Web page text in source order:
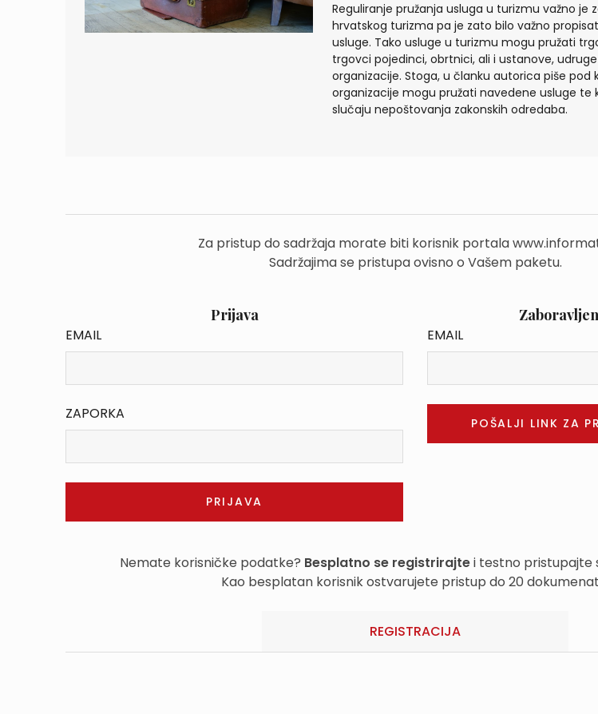
Reguliranje pružanja usluga u turizmu važno je
hrvatskog turizma pa je zato bilo važno
usluge. Tako usluge u turizmu mogu pružati
trgovci pojedinci, obrtnici, ali i ustanove,
organizacije. Stoga, u članku autorica piše
organizacije mogu pružati navedene usluge te
slučaju nepoštovanja zakonskih odredaba.
Za pristup do sadržaja morate biti korisnik portala
Sadržajima se pristupa ovisno o Vašem paketu.
Prijava
EMAIL
ZAPORKA
EMAIL
Nemate korisničke podatke? Besplatno se registrirajtei testno pristupajte
Kao besplatan korisnik ostvarujete pristup do 20
REGISTRACIJA